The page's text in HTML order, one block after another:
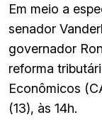
Em meio a
senador
governador
reforma
Econômicos
(13), às 14h.